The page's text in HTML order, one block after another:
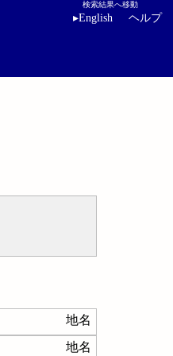
検索結果へ移動
▸English ヘルプ
地名
地名